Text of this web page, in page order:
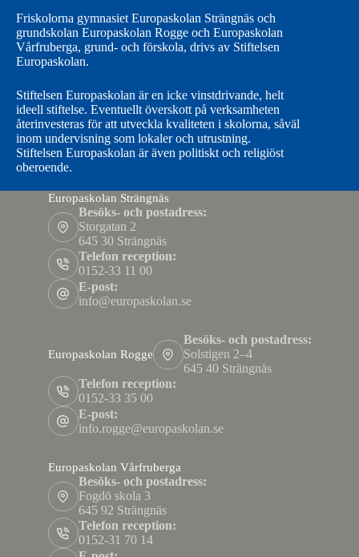
Friskolorna gymnasiet Europaskolan Strängnäs och
grundskolan Europaskolan Rogge och Europaskolan
Vårfruberga, grund- och förskola, drivs av Stiftelsen
Europaskolan.
Stiftelsen Europaskolan är en icke vinstdrivande, helt
ideell stiftelse. Eventuellt överskott på verksamheten
återinvesteras för att utveckla kvaliteten i skolorna, såväl
inom undervisning som lokaler och utrustning.
Stiftelsen Europaskolan är även politiskt och religiöst
oberoende.
Europaskolan Strängnäs
Besöks- och postadress:
Storgatan 2
645 30 Strängnäs
Telefon reception:
0152-33 11 00
E-post:
info@europaskolan.se
Europaskolan Rogge
Besöks- och postadress:
Solstigen 2–4
645 40 Strängnäs
Telefon reception:
0152-33 35 00
E-post:
info.rogge@europaskolan.se
Europaskolan Vårfruberga
Besöks- och postadress:
Fogdö skola 3
645 92 Strängnäs
Telefon reception:
0152-31 70 14